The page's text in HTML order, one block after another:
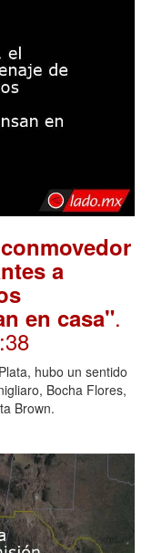
a
en casa".
hubo un sentido
Bocha Flores,
Brown.